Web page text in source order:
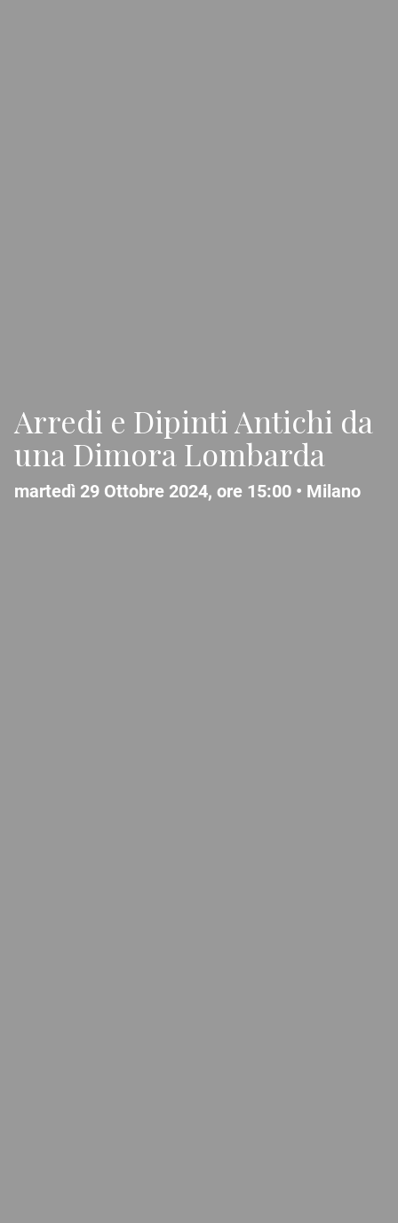
Arredi e Dipinti Antichi da
una Dimora Lombarda
martedì 29 Ottobre 2024, ore 15:00 • Milano